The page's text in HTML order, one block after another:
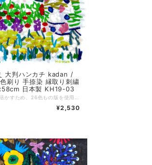
大判ハンカチ kadan /
刷り 手捺染 縁取り刺繍
日本製 KH19-03
¥2,530